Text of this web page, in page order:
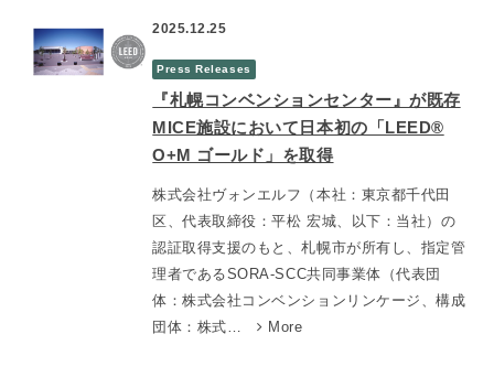
2025.12.25
Press Releases
『札幌コンベンションセンター』が既存
MICE施設において日本初の「LEED®
O+M ゴールド」を取得
株式会社ヴォンエルフ（本社：東京都千代田
区、代表取締役：平松 宏城、以下：当社）の
認証取得支援のもと、札幌市が所有し、指定管
理者であるSORA-SCC共同事業体（代表団
体：株式会社コンベンションリンケージ、構成
団体：株式…
More